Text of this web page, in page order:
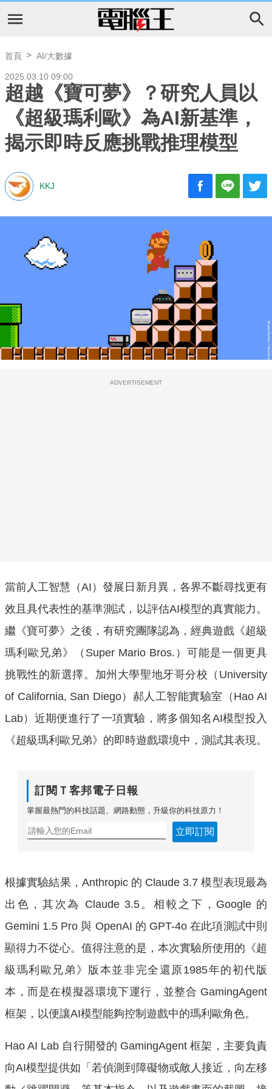
首頁 AI/大數據
2025.03.10 09:00
超越《寶可夢》？研究人員以
《超級瑪利歐》為AI新基準，
揭示即時反應挑戰推理模型
KKJ
ADVERTISEMENT
當前人工智慧（AI）發展日新月異，各界不斷尋找更有
效且具代表性的基準測試，以評估AI模型的真實能力。
繼《寶可夢》之後，有研究團隊認為，經典遊戲《超級
瑪利歐兄弟》（Super Mario Bros.）可能是一個更具
挑戰性的新選擇。加州大學聖地牙哥分校（University
of California, San Diego）郝人工智能實驗室（Hao AI
Lab）近期便進行了一項實驗，將多個知名AI模型投入
《超級瑪利歐兄弟》的即時遊戲環境中，測試其表現。
訂閱Ｔ客邦電子日報
掌握最熱門的科技話題、網路動態，升級你的科技原力！
立即訂閱
根據實驗結果，Anthropic 的 Claude 3.7 模型表現最為
出色，其次為 Claude 3.5。相較之下，Google 的
Gemini 1.5 Pro 與 OpenAI 的 GPT-4o 在此項測試中則
顯得力不從心。值得注意的是，本次實驗所使用的《超
級瑪利歐兄弟》版本並非完全還原1985年的初代版
本，而是在模擬器環境下運行，並整合 GamingAgent
框架，以便讓AI模型能夠控制遊戲中的瑪利歐角色。
Hao AI Lab 自行開發的 GamingAgent 框架，主要負責
向AI模型提供如「若偵測到障礙物或敵人接近，向左移